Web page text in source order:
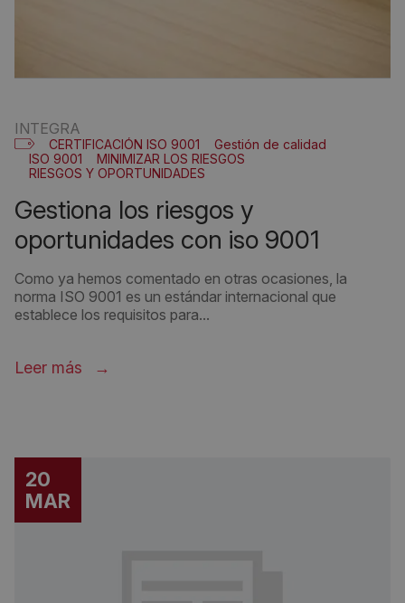
INTEGRA
CERTIFICACIÓN ISO 9001
Gestión de calidad
ISO 9001
MINIMIZAR LOS RIESGOS
RIESGOS Y OPORTUNIDADES
gestiona los riesgos y
oportunidades con iso 9001
Como ya hemos comentado en otras ocasiones, la
norma ISO 9001 es un estándar internacional que
establece los requisitos para...
Leer más
20
MAR